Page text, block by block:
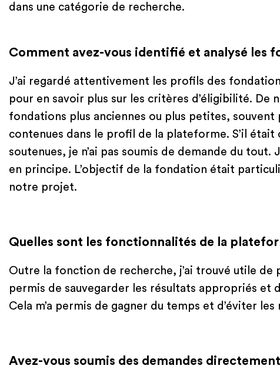
dans une catégorie de recherche.
Comment avez-vous identifié et analysé les
J’ai regardé attentivement les profils des
pour en savoir plus sur les critères d’éligibilité. De
fondations plus anciennes ou plus petites,
contenues dans le profil de la plateforme. S’il
soutenues, je n’ai pas soumis de demande du
en principe. L’objectif de la fondation était
notre projet.
Quelles sont les fonctionnalités de la
Outre la fonction de recherche, j’ai trouvé utile de
permis de sauvegarder les résultats appropriés et
Cela m’a permis de gagner du temps et d’éviter
Avez-vous soumis des demandes